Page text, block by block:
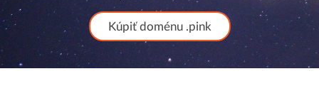
Kúpiť doménu .pink